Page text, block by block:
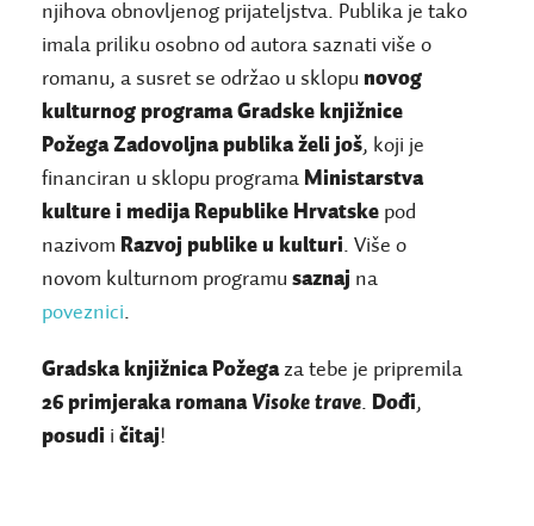
njihova obnovljenog prijateljstva. Publika je tako
imala priliku osobno od autora saznati više o
romanu, a susret se održao u sklopu novog
kulturnog programa Gradske knjižnice
Požega Zadovoljna publika želi još, koji je
financiran u sklopu programa Ministarstva
kulture i medija Republike Hrvatske pod
nazivom Razvoj publike u kulturi . Više o
novom kulturnom programusaznaj na
poveznici
Gradska knjižnica Požegaza tebe je pripremila
26 primjeraka romana Visoke trave Dođi,
posudi ičitaj!